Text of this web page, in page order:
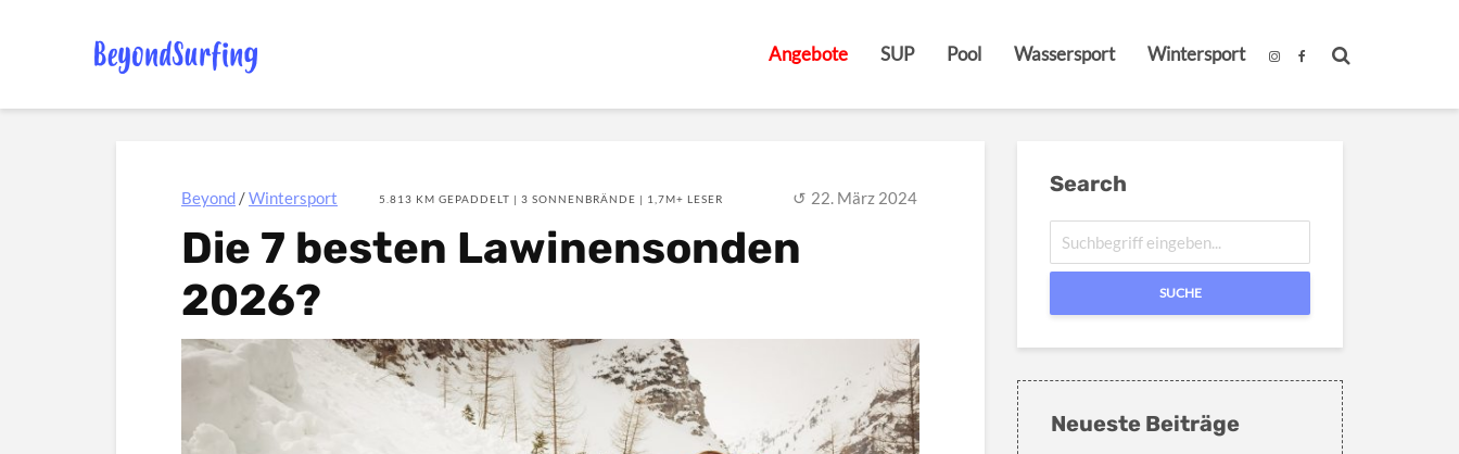
Angebote SUP Pool Wassersport Wintersport
Beyond /Wintersport 5.813 KM GEPADDELT | 3 SONNENBRÄNDE | 1,7M+ LESER 22. März 2024
Die 7 besten Lawinensonden
2026?
Search
SUCHE
Neueste Beiträge